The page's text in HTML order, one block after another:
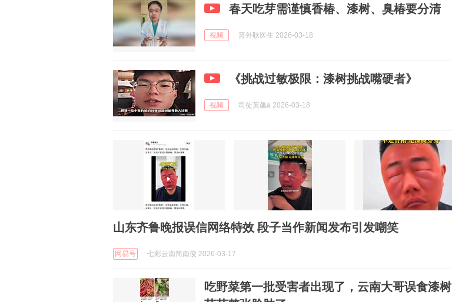
春天吃芽需谨慎香椿、漆树、臭椿要分清
视频 普外耿医生 2026-03-18
《挑战过敏极限：漆树挑战嘴硬者》
视频 司徒英飙a 2026-03-18
山东齐鲁晚报误信网络特效 段子当作新闻发布引发嘲笑
网易号 七彩云南简南俊 2026-03-17
吃野菜第一批受害者出现了，云南大哥误食漆树